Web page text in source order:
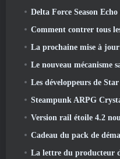
Delta Force Season Echo retravaille la
Comment contrer tous
La prochaine mise à jour
Le nouveau mécanisme saisonnier
Les développeurs de Star Dive
Steampunk ARPG Crystalfall entre
Version rail étoile 4.2 nous apporte le sabre
Cadeau du pack de
La lettre du producteur d'EverQuest II offre